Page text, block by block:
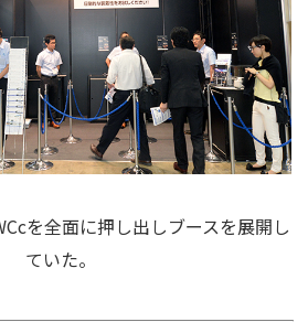
を全面に押し出しブースを展開し
ていた。